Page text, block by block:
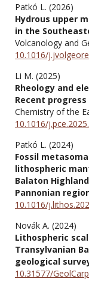
Patkó L. (2026)
Hydrous upper
in the
Volcanology and
10.1016/
Li M. (2025)
Rheology and
Recent
Chemistry of the
10.1016/
Patkó L. (2024)
Fossil
lithospheric
Balaton
Pannonian
10.1016/
Novák A. (2024)
Lithospheric
Transylvanian
geological
10.31577/